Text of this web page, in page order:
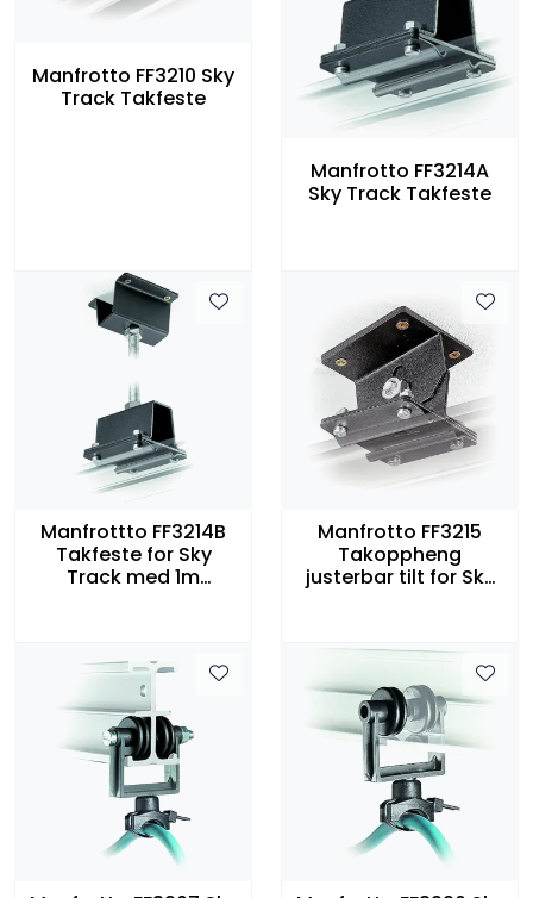
Manfrotto FF3210 Sky
Track Takfeste
Manfrotto FF3214A
Sky Track Takfeste
Manfrottto FF3214B
Takfeste for Sky
Track med 1m
Manfrotto FF3215
Takoppheng
justerbar tilt for Sky